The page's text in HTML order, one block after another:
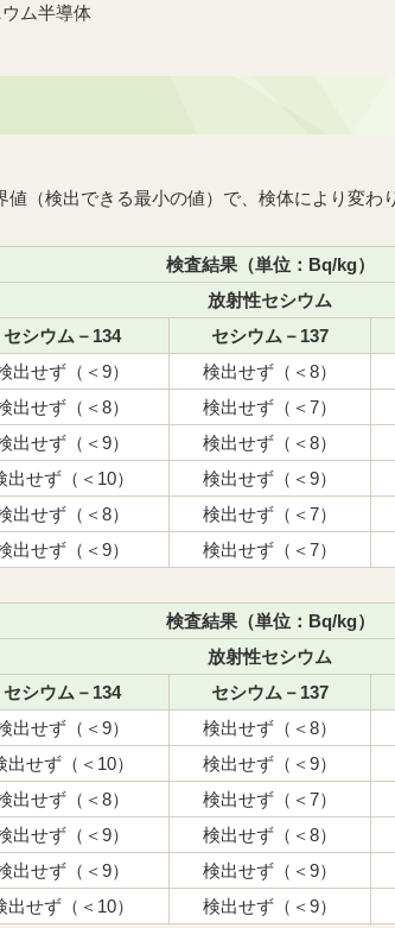
ム半導体
（検出できる最小の値）で、検体により変わ
検査結果（単位：Bq/kg）
放射性セシウム
セシウム－134
セシウム－137
出せず（＜9） 検出せず（＜8）
出せず（＜8） 検出せず（＜7）
出せず（＜9） 検出せず（＜8）
出せず（＜10） 検出せず（＜9）
出せず（＜8） 検出せず（＜7）
出せず（＜9） 検出せず（＜7）
検査結果（単位：Bq/kg）
放射性セシウム
セシウム－134
セシウム－137
出せず（＜9） 検出せず（＜8）
出せず（＜10） 検出せず（＜9）
出せず（＜8） 検出せず（＜7）
出せず（＜9） 検出せず（＜8）
出せず（＜9） 検出せず（＜9）
出せず（＜10） 検出せず（＜9）